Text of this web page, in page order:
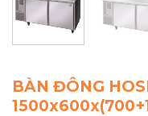
BÀN ĐÔNG